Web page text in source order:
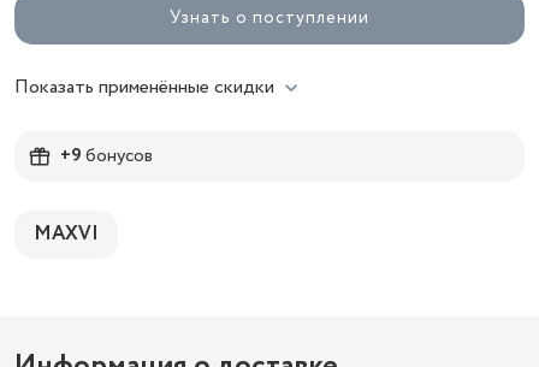
Узнать о поступлении
Показать применённые скидки
+9бонусов
MAXVI